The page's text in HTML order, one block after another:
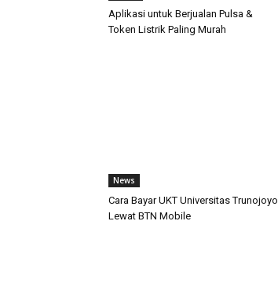
Aplikasi untuk Berjualan Pulsa &
Token Listrik Paling Murah
News
Cara Bayar UKT Universitas Trunojoyo
Lewat BTN Mobile